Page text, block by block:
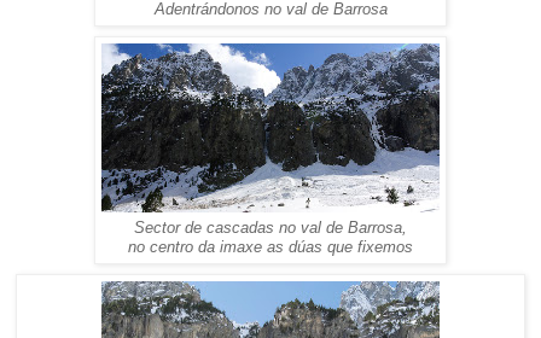
Adentrándonos no val de Barrosa
Sector de cascadas no val de Barrosa,
no centro da imaxe as dúas que fixemos